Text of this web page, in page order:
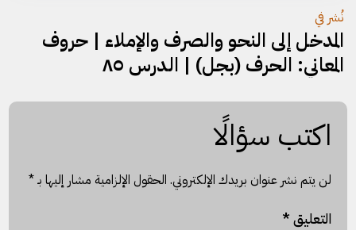
تصفّح
المقالات
نُشر في
المدخل إلى النحو والصرف والإملاء | حروف
المعاني: الحرف (بجل) | الدرس ٨٥
اكتب سؤالًا
لن يتم نشر عنوان بريدك الإلكتروني. الحقول الإلزامية مشار إليها بـ*
التعليق*